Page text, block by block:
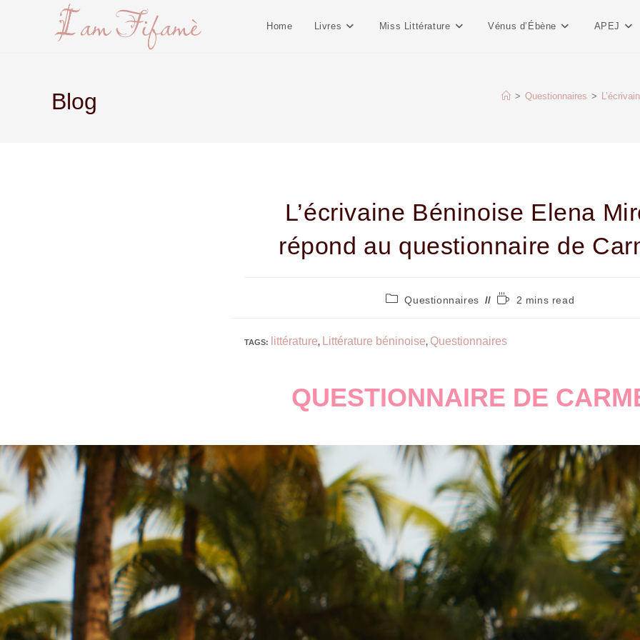
Home Livres Miss Littérature Vénus d’Ébène APEJ
Blog > Questionnaires >
L’écrivaine Béninoise Elena
répond au questionnaire de
Questionnaires 2 mins read
TAGS: littérature, Littérature béninoise, Questionnaires
QUESTIONNAIRE DE